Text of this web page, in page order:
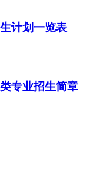
计划一览表
专业招生简章